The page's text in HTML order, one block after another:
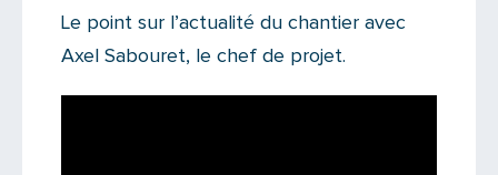
Le point sur l’actualité du chantier avec
Axel Sabouret, le chef de projet.